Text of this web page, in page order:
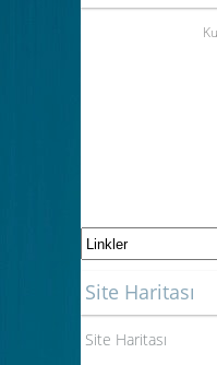
Site Haritası
Site Haritası